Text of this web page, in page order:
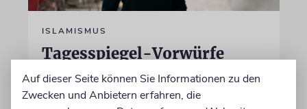
ISLAMISMUS
Tagesspiegel-Vorwürfe
gegen Karoline Preisler: Nun
antwortet die FDP-
Auf dieser Seite können Sie Informationen zu den
Zwecken und Anbietern erfahren, die